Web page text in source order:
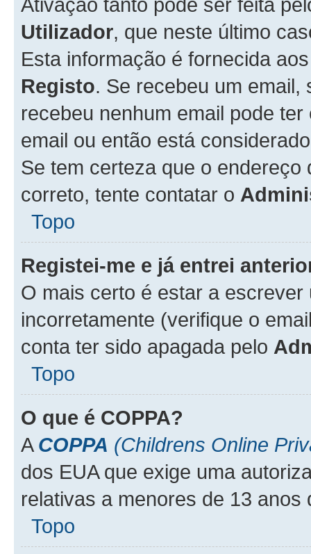
Utilizador, que neste último
Esta informação é fornecida
Registo. Se recebeu um
recebeu nenhum email pode
email ou então está
Se tem certeza que o
correto, tente contatar o
Topo
Registei-me e já entrei
O mais certo é estar a
incorretamente (verifique o
conta ter sido apagada pelo
Topo
O que é COPPA?
A COPPA (Childrens Online
dos EUA que exige uma
relativas a menores de 13 anos
Topo